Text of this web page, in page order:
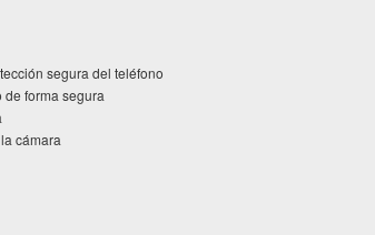
segura del teléfono
de forma segura
cámara